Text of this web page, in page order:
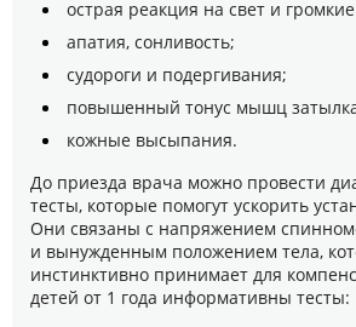
острая реакция на свет и
апатия, сонливость;
судороги и подергивания;
повышенный тонус мышц
кожные высыпания.
До приезда врача можно провести
тесты, которые помогут ускорить
Они связаны с напряжением
и вынужденным положением тела,
инстинктивно принимает для
детей от 1 года информативны тесты: